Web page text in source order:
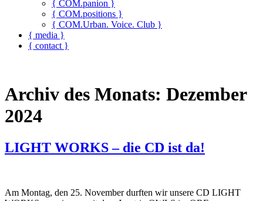
{ COM.panion }
{ COM.positions }
{ COM.Urban. Voice. Club }
{ media }
{ contact }
Archiv des Monats: Dezember
2024
LIGHT WORKS – die CD ist da!
Am Montag, den 25. November durften wir unsere CD LIGHT